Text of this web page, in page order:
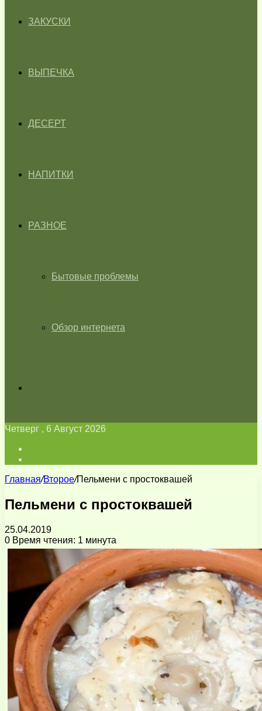
ЗАКУСКИ
ВЫПЕЧКА
ДЕСЕРТ
НАПИТКИ
РАЗНОЕ
Бытовые проблемы
Обзор интернета
Четверг , 6 Август 2026
Главная/Второе/Пельмени с простоквашей
Пельмени с простоквашей
25.04.2019
0 Время чтения: 1 минута